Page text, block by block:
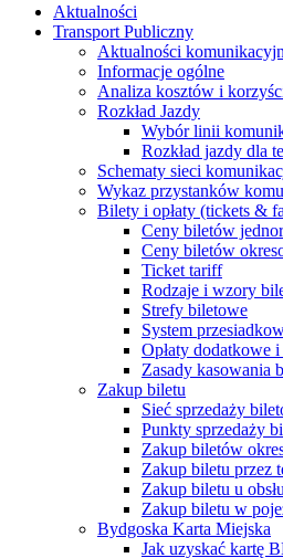
Aktualności
Transport Publiczny
Aktualności
Informacje ogólne
Analiza kosztów i
Rozkład Jazdy
Wybór linii
Rozkład jazdy dla
Schematy sieci
Wykaz przystanków
Bilety i opłaty (tickets &
Ceny biletów
Ceny biletów
Ticket tariff
Rodzaje i wzory
Strefy biletowe
System
Opłaty dodatkowe
Zasady kasowania
Zakup biletu
Sieć sprzedaży
Punkty sprzedaży
Zakup biletów
Zakup biletu przez
Zakup biletu u
Zakup biletu w
Bydgoska Karta Miejska
Jak uzyskać kartę